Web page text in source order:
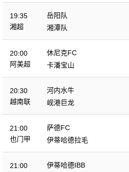
19:35
湘超
岳阳队
湘潭队
20:00
阿美超
休尼克FC
卡潘宝山
20:30
越南联
河内水牛
岘港巨龙
21:00
也门甲
萨德FC
伊蒂哈德拉毛
21:00
伊蒂哈德IBB